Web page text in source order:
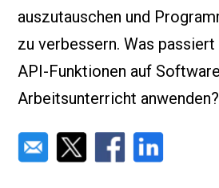
auszutauschen und
zu verbessern. Was
API-Funktionen auf
Arbeitsunterricht anwenden?